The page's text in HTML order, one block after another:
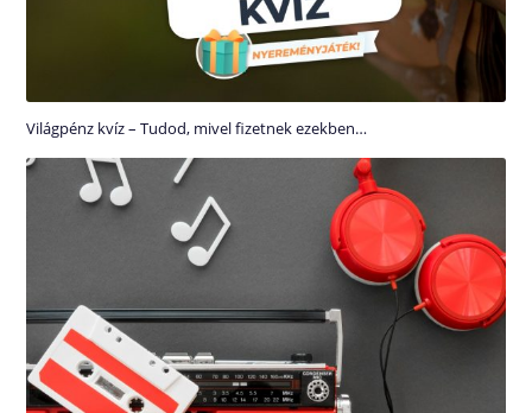
Világpénz kvíz – Tudod, mivel fizetnek ezekben…